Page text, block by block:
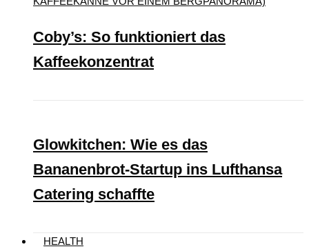
Coby’s: So funktioniert das
Kaffeekonzentrat
Glowkitchen: Wie es das
Bananenbrot-Startup ins Lufthansa
Catering schaffte
HEALTH